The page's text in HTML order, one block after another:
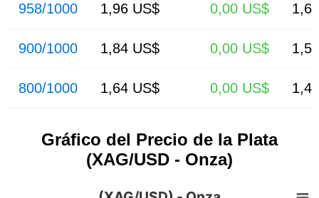
958/1000 1,96 US$ 0,00 US$
900/1000 1,84 US$ 0,00 US$
800/1000 1,64 US$ 0,00 US$
Gráfico del Precio de la Plata
(XAG/USD - Onza)